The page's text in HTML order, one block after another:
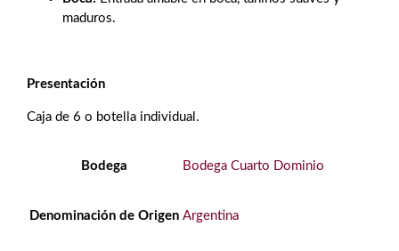
maduros.
Presentación
Caja de 6 o botella individual.
Bodega Bodega Cuarto Dominio
Denominación de Origen Argentina